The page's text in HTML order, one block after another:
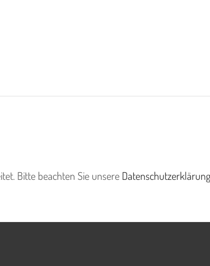
Bitte beachten Sie unsere Datenschutzerklärung